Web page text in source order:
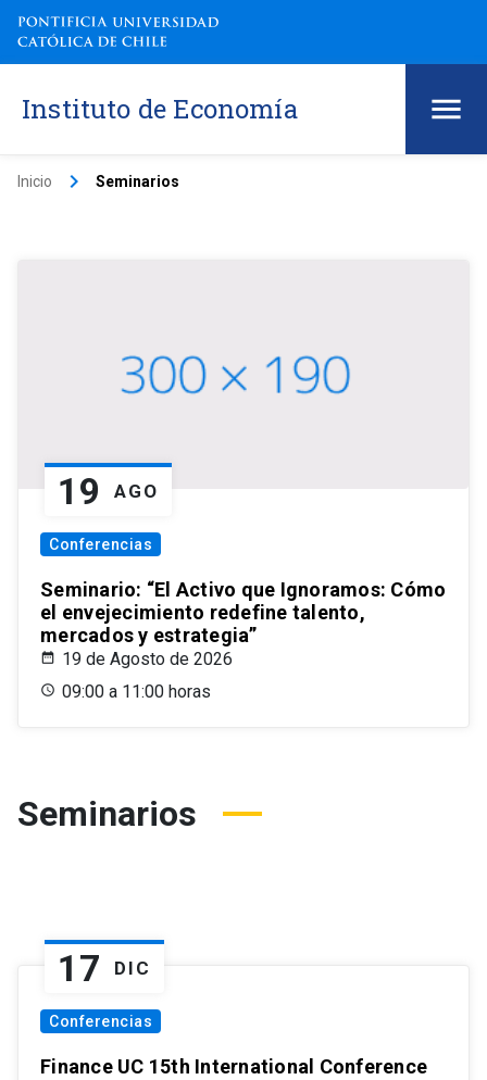
Instituto de Economía
Inicio keyboard_arrow_right Seminarios
19 AGO
Conferencias
Seminario: “El Activo que Ignoramos: Cómo
el envejecimiento redefine talento,
mercados y estrategia”
19 de Agosto de 2026
09:00 a 11:00 horas
Seminarios
17 DIC
Conferencias
Finance UC 15th International Conference